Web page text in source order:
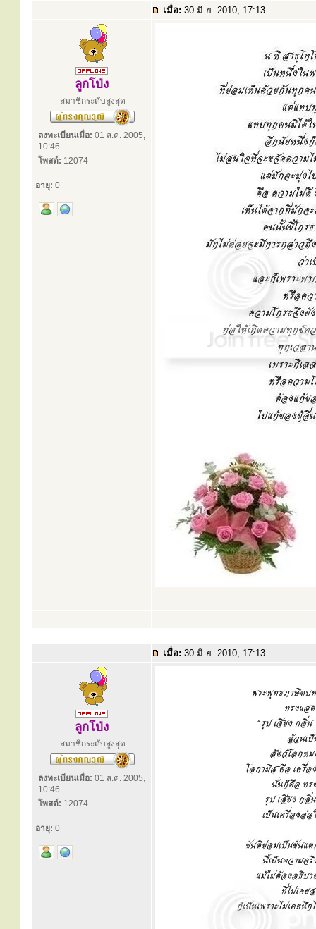
เมื่อ: 30 มิ.ย. 2010, 17:13
ลูกโป่ง
สมาชิกระดับสูงสุด
ลงทะเบียนเมื่อ: 01 ส.ค. 2005,
10:46
โพสต์: 12074
อายุ: 0
เมื่อ: 30 มิ.ย. 2010, 17:13
ลูกโป่ง
สมาชิกระดับสูงสุด
ลงทะเบียนเมื่อ: 01 ส.ค. 2005,
10:46
โพสต์: 12074
อายุ: 0